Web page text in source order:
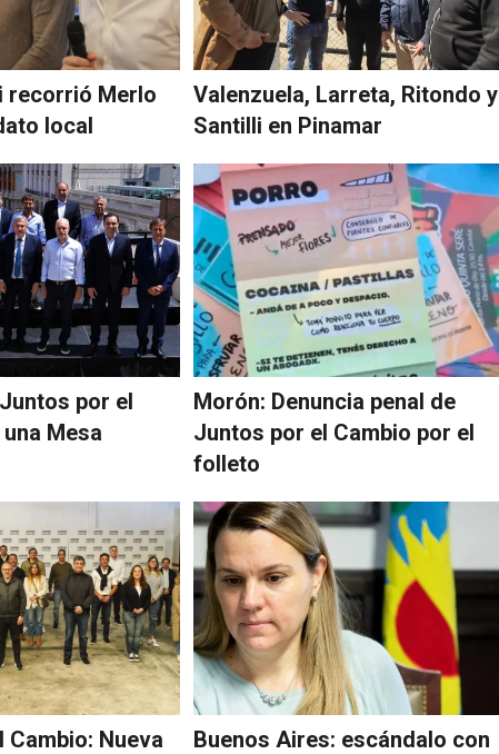
recorrió Merlo
local
Valenzuela, Larreta, Ritondo y
Santilli en Pinamar
por el
Mesa
Morón: Denuncia penal de
Juntos por el Cambio por el
folleto
Nueva
Buenos Aires: escándalo con